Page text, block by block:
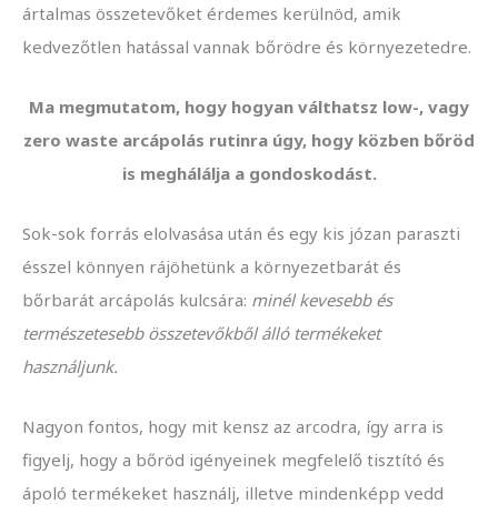
ártalmas összetevőket érdemes kerülnöd, amik
kedvezőtlen hatással vannak bőrödre és környezetedre.
Ma megmutatom, hogy hogyan válthatsz low-, vagy
zero waste arcápolás rutinra úgy, hogy közben bőröd
is meghálálja a gondoskodást.
Sok-sok forrás elolvasása után és egy kis józan paraszti
ésszel könnyen rájöhetünk a környezetbarát és
bőrbarát arcápolás kulcsára: minél kevesebb és
természetesebb összetevőkből álló termékeket
használjunk.
Nagyon fontos, hogy mit kensz az arcodra, így arra is
figyelj, hogy a bőröd igényeinek megfelelő tisztító és
ápoló termékeket használj, illetve mindenképp vedd